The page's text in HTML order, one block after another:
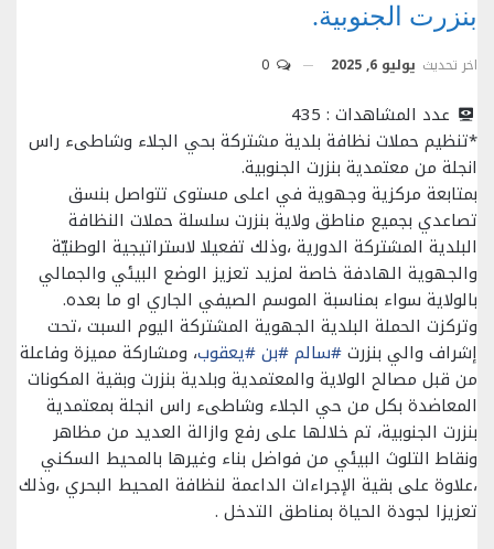
بنزرت الجنوبية.
اخر تحديث يوليو 6, 2025
عدد المشاهدات : 435
*تنظيم حملات نظافة بلدية مشتركة بحي الجلاء وشاطىء راس
انجلة من معتمدية بنزرت الجنوبية.
بمتابعة مركزية وجهوية في اعلى مستوى تتواصل بنسق
تصاعدي بجميع مناطق ولاية بنزرت سلسلة حملات النظافة
البلدية المشتركة الدورية ،وذلك تفعيلا لاستراتيجية الوطنيّة
والجهوية الهادفة خاصة لمزيد تعزيز الوضع البيئي والجمالي
بالولاية سواء بمناسبة الموسم الصيفي الجاري او ما بعده.
وتركزت الحملة البلدية الجهوية المشتركة اليوم السبت ،تحت
إشراف والي بنزرت#سالم#بن#يعقوب، ومشاركة مميزة وفاعلة
من قبل مصالح الولاية والمعتمدية وبلدية بنزرت وبقية المكونات
المعاضدة بكل من حي الجلاء وشاطىء راس انجلة بمعتمدية
بنزرت الجنوبية، تم خلالها على رفع وازالة العديد من مظاهر
ونقاط التلوث البيئي من فواضل بناء وغيرها بالمحيط السكني
،علاوة على بقية الإجراءات الداعمة لنظافة المحيط البحري ،وذلك
تعزيزا لجودة الحياة بمناطق التدخل .